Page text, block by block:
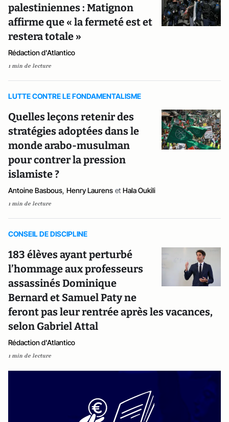
palestiniennes : Matignon
affirme que « la fermeté est et
restera totale »
Rédaction d'Atlantico
1 min de lecture
LUTTE CONTRE LE FONDAMENTALISME
Quelles leçons retenir des
stratégies adoptées dans le
monde arabo-musulman
pour contrer la pression
islamiste ?
Antoine Basbous, Henry Laurens et Hala Oukili
1 min de lecture
CONSEIL DE DISCIPLINE
183 élèves ayant perturbé
l’hommage aux professeurs
assassinés Dominique
Bernard et Samuel Paty ne
feront pas leur rentrée après les vacances,
selon Gabriel Attal
Rédaction d'Atlantico
1 min de lecture